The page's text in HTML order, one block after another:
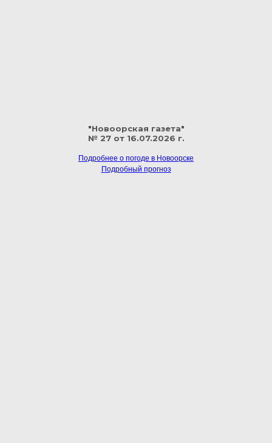
"Новоорская газета"
№ 27 от 16.07.2026 г.
Подробнее о погоде в Новоорске
Подробный прогноз